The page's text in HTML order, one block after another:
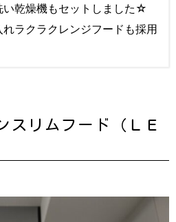
い乾燥機もセットしました☆
ラクラクレンジフードも採用
スリムフード（ＬＥ